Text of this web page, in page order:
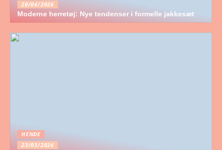
20/04/2026
Moderne herretøj: Nye tendenser i formelle jakkesæt
HENDE
23/03/2026